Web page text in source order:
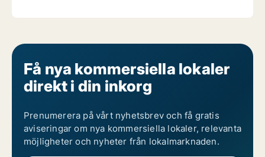
Få nya kommersiella lokaler
direkt i din inkorg
Prenumerera på vårt nyhetsbrev och få gratis
aviseringar om nya kommersiella lokaler, relevanta
möjligheter och nyheter från lokalmarknaden.